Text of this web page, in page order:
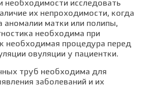
необходимости исследовать
их непроходимости, когда
аномалии матки или полипы,
необходима при
необходимая процедура перед
овуляции у пациентки.
труб необходима для
заболеваний и их